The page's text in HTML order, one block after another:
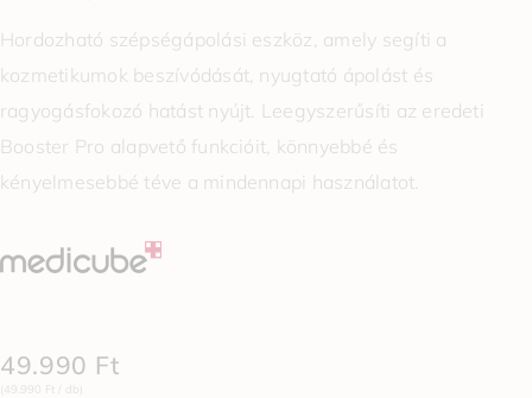
Hordozható szépségápolási eszköz, amely segíti a
kozmetikumok beszívódását, nyugtató ápolást és
ragyogásfokozó hatást nyújt. Leegyszerűsíti az eredeti
Booster Pro alapvető funkcióit, könnyebbé és
kényelmesebbé téve a mindennapi használatot.
49.990 Ft
(49.990 Ft / db)